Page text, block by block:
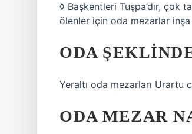
◊ Başkentleri Tuşpa’dır, çok
ölenler için oda mezarlar
ODA
Yeraltı oda mezarları Urartu
ODA MEZAR